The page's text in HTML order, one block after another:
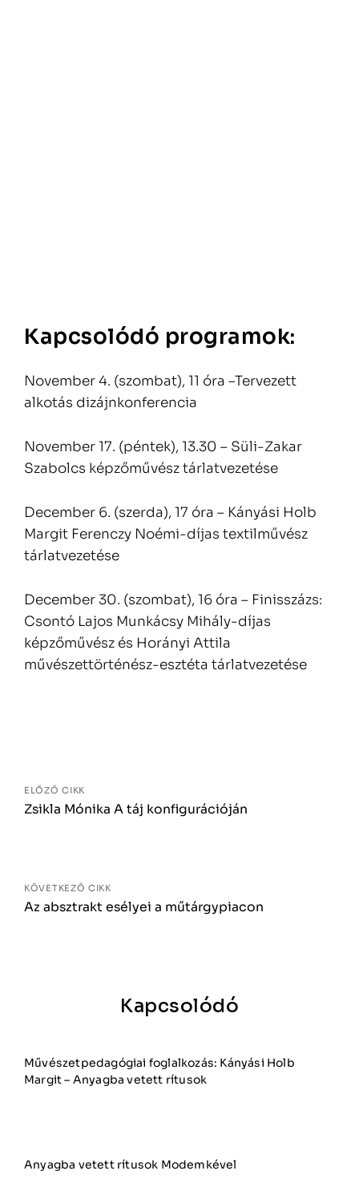
Kapcsolódó programok:
November 4. (szombat), 11 óra –Tervezett
alkotás dizájnkonferencia
November 17. (péntek), 13.30 – Süli-Zakar
Szabolcs képzőművész tárlatvezetése
December 6. (szerda), 17 óra – Kányási Holb
Margit Ferenczy Noémi-díjas textilművész
tárlatvezetése
December 30. (szombat), 16 óra – Finisszázs:
Csontó Lajos Munkácsy Mihály-díjas
képzőművész és Horányi Attila
művészettörténész-esztéta tárlatvezetése
ELŐZŐ CIKK
Zsikla Mónika A táj konfigurációján
KÖVETKEZŐ CIKK
Az absztrakt esélyei a műtárgypiacon
Kapcsolódó
Művészetpedagógiai foglalkozás: Kányási Holb
Margit – Anyagba vetett rítusok
Anyagba vetett rítusok Modemkével